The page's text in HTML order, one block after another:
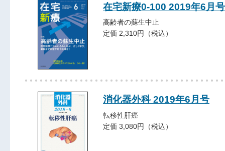
在宅新療0-100 2019年6月号
高齢者の蘇生中止
定価 2,310円（税込）
消化器外科 2019年6月号
転移性肝癌
定価 3,080円（税込）